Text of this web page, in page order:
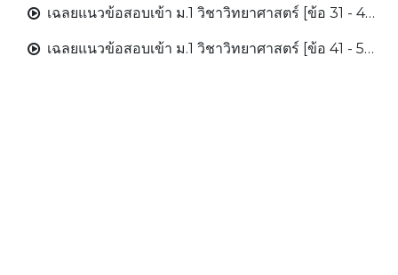
เฉลยแนวข้อสอบเข้า ม.1 วิชาวิทยาศาสตร์ [ข้อ 31 - 40].mp4
เฉลยแนวข้อสอบเข้า ม.1 วิชาวิทยาศาสตร์ [ข้อ 41 - 50].mp4